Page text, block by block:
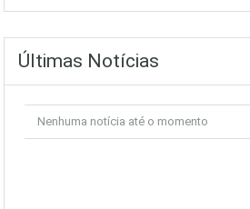
Últimas Notícias
Nenhuma notícia até o momento